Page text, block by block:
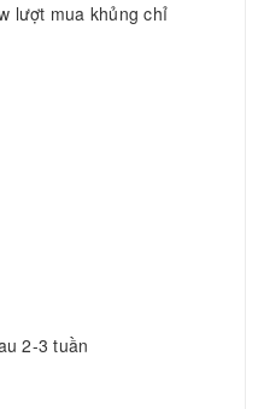
lượt mua khủng chỉ
2-3 tuần